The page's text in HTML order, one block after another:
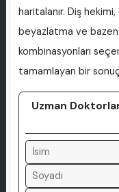
haritalanır. Diş
beyazlatma ve
kombinasyonları
tamamlayan bir
Uzman